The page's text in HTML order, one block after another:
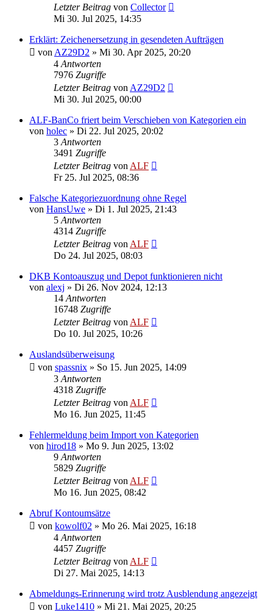
Letzter Beitrag von Collector
Mi 30. Jul 2025, 14:35
Erklärt: Zeichenersetzung in gesendeten Aufträgen
von AZ29D2 » Mi 30. Apr 2025, 20:20
4 Antworten
7976 Zugriffe
Letzter Beitrag von AZ29D2
Mi 30. Jul 2025, 00:00
ALF-BanCo friert beim Verschieben von Kategorien ein
von holec » Di 22. Jul 2025, 20:02
3 Antworten
3491 Zugriffe
Letzter Beitrag von ALF
Fr 25. Jul 2025, 08:36
Falsche Kategoriezuordnung ohne Regel
von HansUwe » Di 1. Jul 2025, 21:43
5 Antworten
4314 Zugriffe
Letzter Beitrag von ALF
Do 24. Jul 2025, 08:03
DKB Kontoauszug und Depot funktionieren nicht
von alexj » Di 26. Nov 2024, 12:13
14 Antworten
16748 Zugriffe
Letzter Beitrag von ALF
Do 10. Jul 2025, 10:26
Auslandsüberweisung
von spassnix » So 15. Jun 2025, 14:09
3 Antworten
4318 Zugriffe
Letzter Beitrag von ALF
Mo 16. Jun 2025, 11:45
Fehlermeldung beim Import von Kategorien
von hirod18 » Mo 9. Jun 2025, 13:02
9 Antworten
5829 Zugriffe
Letzter Beitrag von ALF
Mo 16. Jun 2025, 08:42
Abruf Kontoumsätze
von kowolf02 » Mo 26. Mai 2025, 16:18
4 Antworten
4457 Zugriffe
Letzter Beitrag von ALF
Di 27. Mai 2025, 14:13
Abmeldungs-Erinnerung wird trotz Ausblendung angezeigt
von Luke1410 » Mi 21. Mai 2025, 20:25